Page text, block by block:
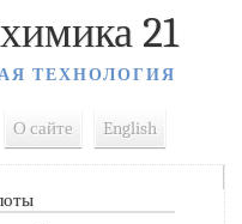
21
ТЕХНОЛОГИЯ
О сайте English